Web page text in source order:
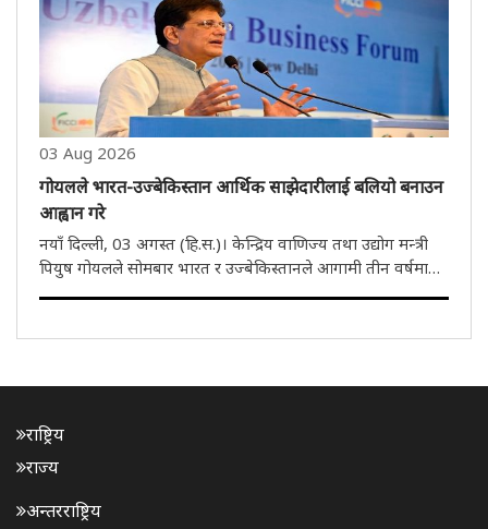
03 Aug 2026
गोयलले भारत-उज्बेकिस्तान आर्थिक साझेदारीलाई बलियो बनाउन
आह्वान गरे
नयाँ दिल्ली, 03 अगस्त (हि.स.)। केन्द्रिय वाणिज्य तथा उद्योग मन्त्री
पियुष गोयलले सोमबार भारत र उज्बेकिस्तानले आगामी तीन वर्षमा
राष्ट्रिय
राज्य
अन्तरराष्ट्रिय